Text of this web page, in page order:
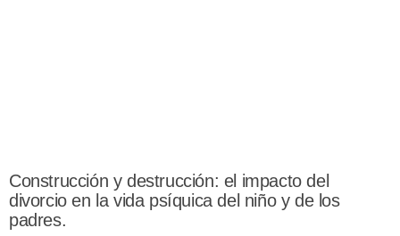
Construcción y destrucción: el impacto del
divorcio en la vida psíquica del niño y de los
padres.